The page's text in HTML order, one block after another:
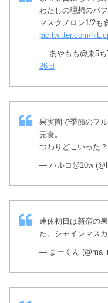
わたしの理想のパ
マスクメロン1/2も
pic.twitter.com/
— あやもも@東5ち
26日
果実園で季節のフ
完食。
つわりどこいった
— ハルコ@10w
連休初日は新宿の
た。シャインマス
— まーくん